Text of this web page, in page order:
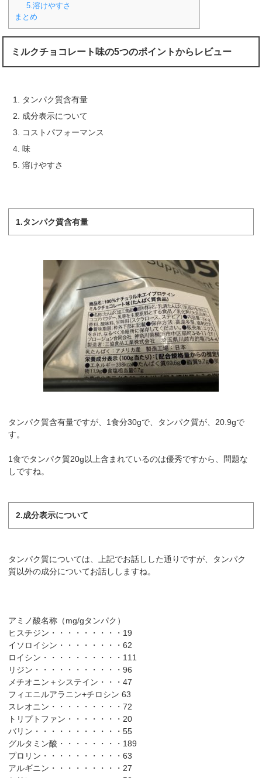
5.溶けやすさ
まとめ
ミルクチョコレート味の5つのポイントからレビュー
タンパク質含有量
成分表示について
コストパフォーマンス
味
溶けやすさ
1.タンパク質含有量
タンパク質含有量ですが、1食分30gで、タンパク質が、20.9gで
す。
1食でタンパク質20g以上含まれているのは優秀ですから、問題な
しですね。
2.成分表示について
タンパク質については、上記でお話しした通りですが、タンパク
質以外の成分についてお話ししますね。
アミノ酸名称（mg/gタンパク）
ヒスチジン・・・・・・・・・19
イソロイシン・・・・・・・・62
ロイシン・・・・・・・・・・111
リジン・・・・・・・・・・・96
メチオニン＋システイン・・・47
フィエニルアラニン+チロシン 63
スレオニン・・・・・・・・・72
トリプトファン・・・・・・・20
バリン・・・・・・・・・・・55
グルタミン酸・・・・・・・・189
プロリン・・・・・・・・・・63
アルギニン・・・・・・・・・27